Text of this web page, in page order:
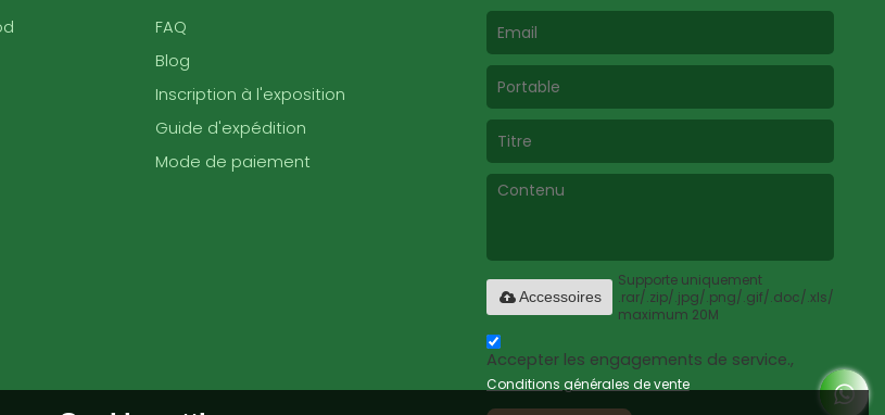
FAQ
Blog
Inscription à l'exposition
Guide d'expédition
Mode de paiement
Supporte uniquement
.rar/.zip/.jpg/.png/.gif/.doc/.xls/.pdf,
maximum 20M
Accessoires
Accepter les engagements de service.,
Conditions générales de vente